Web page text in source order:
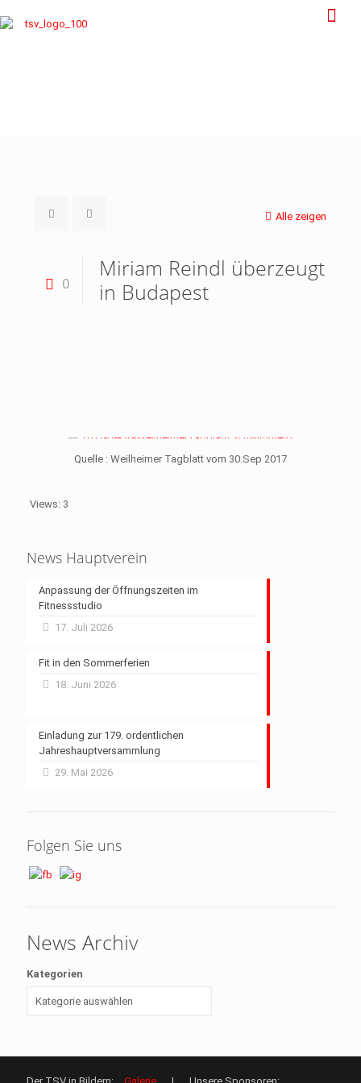
Alle zeigen
0
Miriam Reindl überzeugt
in Budapest
Quelle : Weilheimer Tagblatt vom 30.Sep 2017
Views: 3
News Hauptverein
Anpassung der Öffnungszeiten im
Fitnessstudio
17. Juli 2026
Fit in den Sommerferien
18. Juni 2026
Einladung zur 179. ordentlichen
Jahreshauptversammlung
29. Mai 2026
Folgen Sie uns
News Archiv
Kategorien